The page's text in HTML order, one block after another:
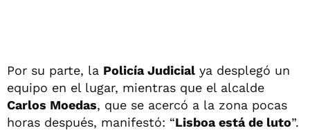
Por su parte, la Policía Judicial ya desplegó un
equipo en el lugar, mientras que el alcalde
Carlos Moedas, que se acercó a la zona pocas
horas después, manifestó: “Lisboa está de luto”.